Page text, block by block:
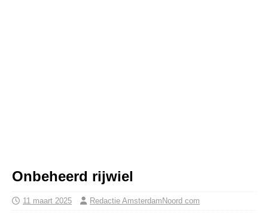
Onbeheerd rijwiel
11 maart 2025 Redactie AmsterdamNoord com